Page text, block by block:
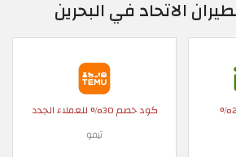
الاتحاد في البحرين
كود خصم 30% للعملاء الجدد
تيمو